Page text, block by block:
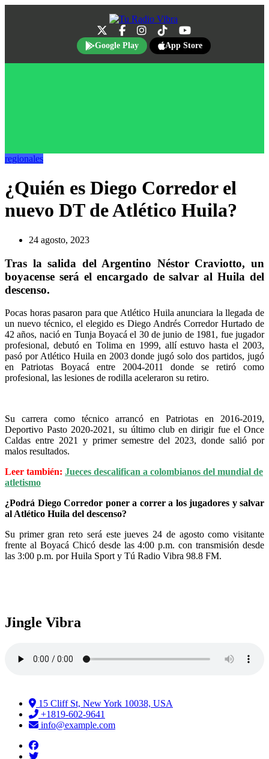
Google Play App Store
regionales
¿Quién es Diego Corredor el
nuevo DT de Atlético Huila?
24 agosto, 2023
Tras la salida del Argentino Néstor Craviotto, un
boyacense será el encargado de salvar al Huila del
descenso.
Pocas horas pasaron para que Atlético Huila anunciara la llegada de
un nuevo técnico, el elegido es Diego Andrés Corredor Hurtado de
42 años, nació en Tunja Boyacá el 30 de junio de 1981, fue jugador
profesional, debutó en Tolima en 1999, allí estuvo hasta el 2003,
pasó por Atlético Huila en 2003 donde jugó solo dos partidos, jugó
en Patriotas Boyacá entre 2004-2011 donde se retiró como
profesional, las lesiones de rodilla aceleraron su retiro.
Su carrera como técnico arrancó en Patriotas en 2016-2019,
Deportivo Pasto 2020-2021, su último club en dirigir fue el Once
Caldas entre 2021 y primer semestre del 2023, donde salió por
malos resultados.
Leer también: Jueces descalifican a colombianos del mundial de
atletismo
¿Podrá Diego Corredor poner a correr a los jugadores y salvar
al Atlético Huila del descenso?
Su primer gran reto será este jueves 24 de agosto como visitante
frente al Boyacá Chicó desde las 4:00 p.m. con transmisión desde
las 3:00 p.m. por Huila Sport y Tú Radio Vibra 98.8 FM.
Jingle Vibra
15 Cliff St, New York 10038, USA
+1819-602-9641
info@example.com